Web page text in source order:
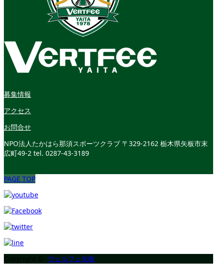
募集情報
アクセス
お問合せ
NPO法人たかはら那須スポーツクラブ 〒329-2162 栃木県矢板市末
広町49-2 tel. 0287-43-3189
PAGE TOP
ヴェルフェ矢板